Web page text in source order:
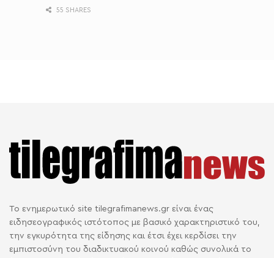
55 SHARES
Το ενημερωτικό site tilegrafimanews.gr είναι ένας
ειδησεογραφικός ιστότοπος με βασικό χαρακτηριστικό του,
την εγκυρότητα της είδησης και έτσι έχει κερδίσει την
εμπιστοσύνη του διαδικτυακού κοινού καθώς συνολικά το